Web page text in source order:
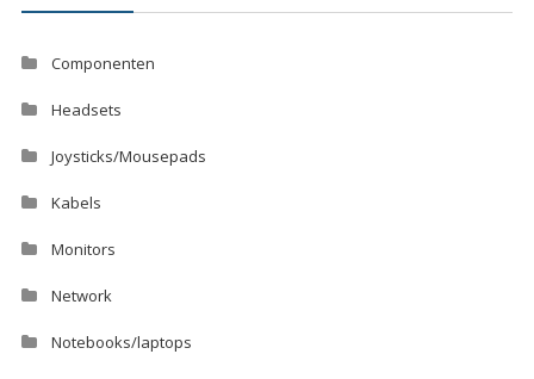
Componenten
Headsets
Joysticks/Mousepads
Kabels
Monitors
Network
Notebooks/laptops